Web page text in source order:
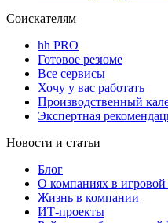
Соискателям
hh PRO
Готовое резюме
Все сервисы
Хочу у вас работать
Производственный
Экспертная
Новости и статьи
Блог
О компаниях в
Жизнь в компании
ИТ-проекты